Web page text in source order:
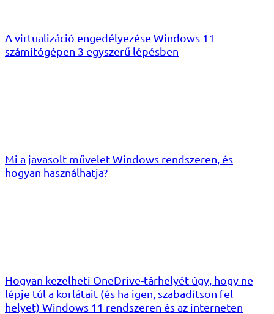
A virtualizáció engedélyezése Windows 11
számítógépen 3 egyszerű lépésben
Mi a javasolt művelet Windows rendszeren, és
hogyan használhatja?
Hogyan kezelheti OneDrive-tárhelyét úgy, hogy ne
lépje túl a korlátait (és ha igen, szabadítson fel
helyet) Windows 11 rendszeren és az interneten